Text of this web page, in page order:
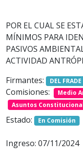
POR EL CUAL SE
MÍNIMOS PARA
PASIVOS
ACTIVIDAD
Firmantes:
DEL FRADE
Comisiones: Medio
Asuntos
Estado: En Comisión
Ingreso: 07/11/2024